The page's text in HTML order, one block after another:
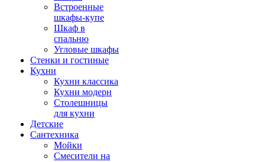
Встроенные
шкафы-купе
Шкаф в
спальню
Угловые шкафы
Стенки и гостиные
Кухни
Кухни классика
Кухни модерн
Столешницы
для кухни
Детские
Сантехника
Мойки
Смесители на